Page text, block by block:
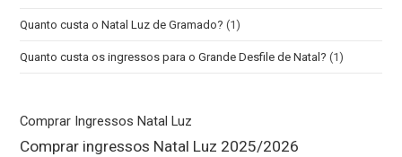
Quanto custa o Natal Luz de Gramado? (1)
Quanto custa os ingressos para o Grande Desfile de Natal? (1)
Comprar Ingressos Natal Luz
Comprar ingressos Natal Luz 2025/2026